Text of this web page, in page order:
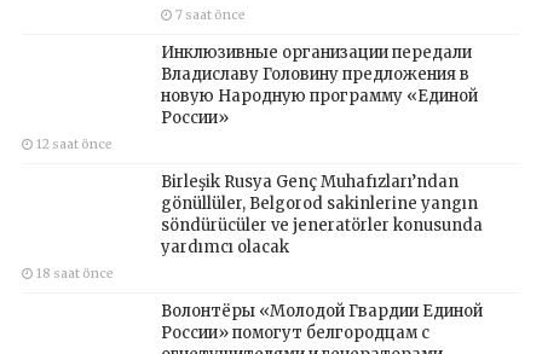
7 saat önce
Инклюзивные организации передали
Владиславу Головину предложения в
новую Народную программу «Единой
России»
12 saat önce
Birleşik Rusya Genç Muhafızları’ndan
gönüllüler, Belgorod sakinlerine yangın
söndürücüler ve jeneratörler konusunda
yardımcı olacak
18 saat önce
Волонтёры «Молодой Гвардии Единой
России» помогут белгородцам с